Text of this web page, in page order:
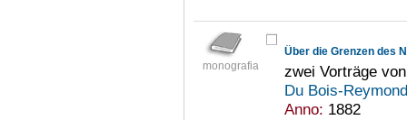
monografia
Über die Grenzen des
zwei Vorträge
Du Bois-
Anno: 1882